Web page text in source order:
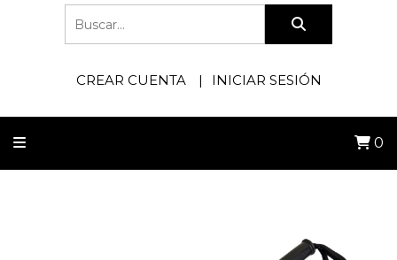
CREAR CUENTA INICIAR SESIÓN
0